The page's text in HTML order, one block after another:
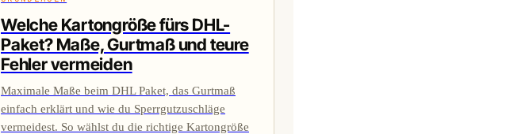
Welche Kartongröße fürs DHL-
Paket? Maße, Gurtmaß und teure
Fehler vermeiden
Maximale Maße beim DHL Paket, das Gurtmaß
einfach erklärt und wie du Sperrgutzuschläge
vermeidest. So wählst du die richtige Kartongröße